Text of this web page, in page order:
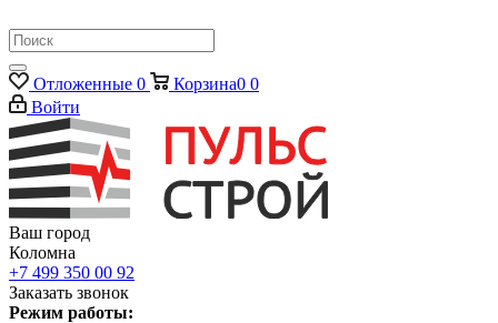
Отложенные 0 Корзина0 0
Войти
Ваш город
Коломна
+7 499 350 00 92
Заказать звонок
Режим работы: